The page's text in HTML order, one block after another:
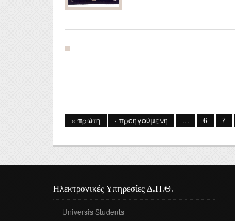
« πρώτη ‹ προηγούμενη … 6 7
Ηλεκτρονικές Υπηρεσίες Δ.Π.Θ.
Universis Students